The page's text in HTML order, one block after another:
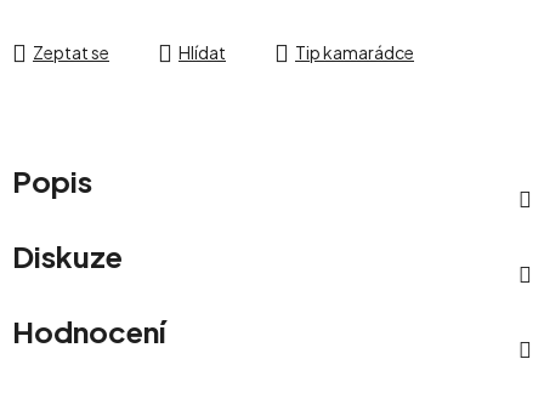
Zeptat se Hlídat Tip kamarádce
Popis
Diskuze
Hodnocení